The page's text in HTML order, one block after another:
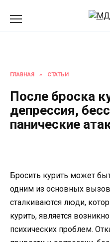
ГЛАВНАЯ » СТАТЬИ
После броска
депрессия,
панические
Бросить курить может
одним из основных
сталкиваются люди,
курить, является
психических проблем.